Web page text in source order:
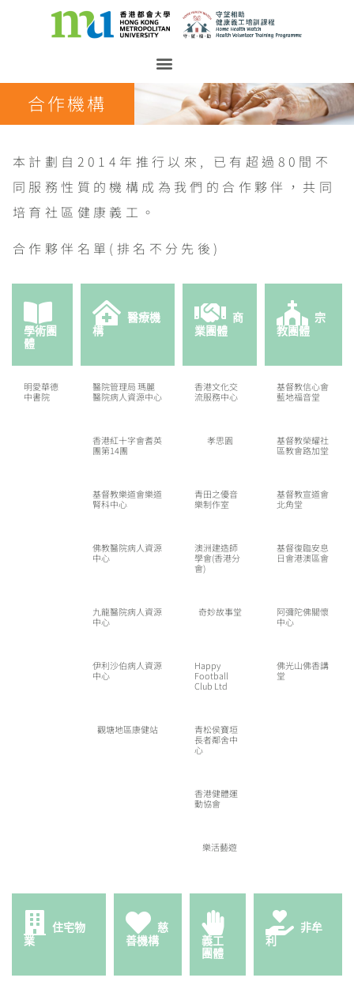
合作機構
本計劃自2014年推行以來, 已有超過80間不
同服務性質的機構成為我們的合作夥伴，共同
培育社區健康義工。
合作夥伴名單(排名不分先後)
學術團
體
醫療機
構
商
業團體
宗
教團體
明愛華德
中書院
醫院管理局 瑪麗
醫院病人資源中心
香港文化交
流服務中心
基督教信心會
藍地福音堂
香港紅十字會耆英
團第14團
孝思園
基督教榮耀社
區教會路加堂
基督教樂道會樂道
腎科中心
青田之優音
樂制作室
基督教宣道會
北角堂
佛教醫院病人資源
中心
澳洲建造師
學會(香港分
會)
基督復臨安息
日會港澳區會
九龍醫院病人資源
中心
奇妙故事堂
阿彌陀佛關懷
中心
伊利沙伯病人資源
中心
Happy
Football
Club Ltd
佛光山佛香講
堂
觀塘地區康健站
青松侯寶垣
長者鄰舍中
心
香港健體運
動協會
樂活藝遊
住宅物
業
慈
善機構
義工
團體
非牟
利